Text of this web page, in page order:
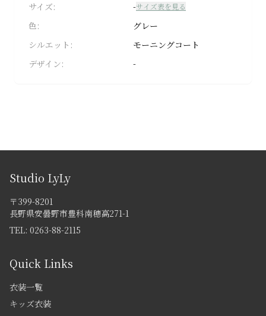
五
三
成
人
ウ
デ
ン
グ
タ
ニ
テ
ィ
サイズ:
-サイズ表を見る
色:
グレー
シルエット:
モーニングコート
デザイン:
-
Studio LyLy
〒399-8201
長野県安曇野市豊科南穂高271-1
TEL: 0263-88-2115
Quick Links
衣装一覧
キッズ衣装